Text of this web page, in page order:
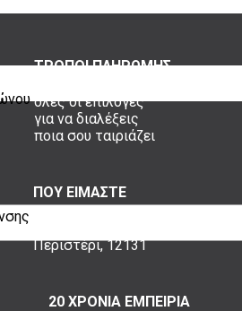
ΤΡΟΠΟΙ ΠΛΗΡΩΜΗΣ
όλες οι επιλογές
για να διαλέξεις
ποια σου ταιριάζει
ΠΟΥ ΕΙΜΑΣΤΕ
Περιστέρι, 12131
20 ΧΡΟΝΙΑ ΕΜΠΕΙΡΙΑ